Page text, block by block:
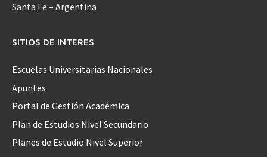
Santa Fe – Argentina
SITIOS DE INTERES
Escuelas Universitarias Nacionales
Apuntes
Portal de Gestión Académica
Plan de Estudios Nivel Secundario
Planes de Estudio Nivel Superior